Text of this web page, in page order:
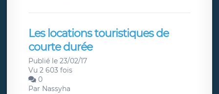
Les locations touristiques de
courte durée
Publié le 23/02/17
Vu 2 603 fois
0
Par Nassyha